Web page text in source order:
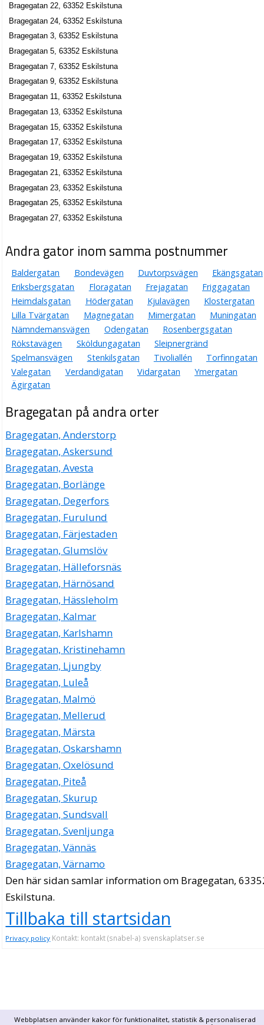
Webbplatsen använder kakor för funktionalitet, statistik & personaliserad
Bragegatan 22, 63352 Eskilstuna
Bragegatan 24, 63352 Eskilstuna
Bragegatan 3, 63352 Eskilstuna
Bragegatan 5, 63352 Eskilstuna
Bragegatan 7, 63352 Eskilstuna
Bragegatan 9, 63352 Eskilstuna
Bragegatan 11, 63352 Eskilstuna
Bragegatan 13, 63352 Eskilstuna
Bragegatan 15, 63352 Eskilstuna
Bragegatan 17, 63352 Eskilstuna
Bragegatan 19, 63352 Eskilstuna
Bragegatan 21, 63352 Eskilstuna
Bragegatan 23, 63352 Eskilstuna
Bragegatan 25, 63352 Eskilstuna
Bragegatan 27, 63352 Eskilstuna
Andra gator inom samma postnummer
Baldergatan Bondevägen Duvtorpsvägen
Ekängsgatan
Eriksbergsgatan
Floragatan Frejagatan
Friggagatan
Heimdalsgatan
Hödergatan Kjulavägen
Klostergatan
Lilla Tvärgatan
Magnegatan Mimergatan
Muningatan
Nämndemansvägen
Odengatan
Rosenbergsgatan
Rökstavägen
Sköldungagatan
Sleipnergränd
Spelmansvägen
Stenkilsgatan Tivoliallén
Torfinngatan
Valegatan
Verdandigatan Vidargatan
Ymergatan
Ägirgatan
Bragegatan på andra orter
Bragegatan, Anderstorp
Bragegatan, Askersund
Bragegatan, Avesta
Bragegatan, Borlänge
Bragegatan, Degerfors
Bragegatan, Furulund
Bragegatan, Färjestaden
Bragegatan, Glumslöv
Bragegatan, Hälleforsnäs
Bragegatan, Härnösand
Bragegatan, Hässleholm
Bragegatan, Kalmar
Bragegatan, Karlshamn
Bragegatan, Kristinehamn
Bragegatan, Ljungby
Bragegatan, Luleå
Bragegatan, Malmö
Bragegatan, Mellerud
Bragegatan, Märsta
Bragegatan, Oskarshamn
Bragegatan, Oxelösund
Bragegatan, Piteå
Bragegatan, Skurup
Bragegatan, Sundsvall
Bragegatan, Svenljunga
Bragegatan, Vännäs
Bragegatan, Värnamo
Den här sidan samlar information om Bragegatan,
Eskilstuna.
Tillbaka till startsidan
Privacy policy Kontakt: kontakt (snabel-a) svenskaplatser.se